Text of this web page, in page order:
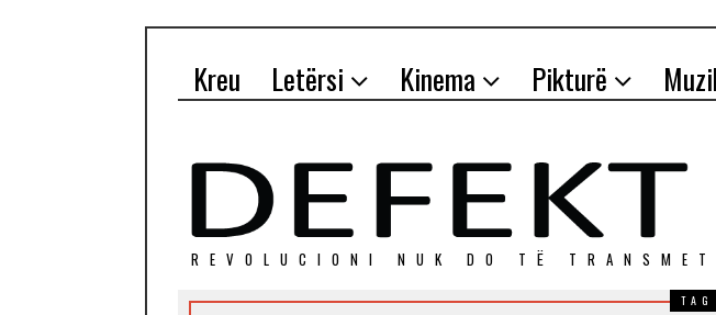
Kreu Letërsi Kinema Pikturë
REVOLUCIONI NUK DO TЁ